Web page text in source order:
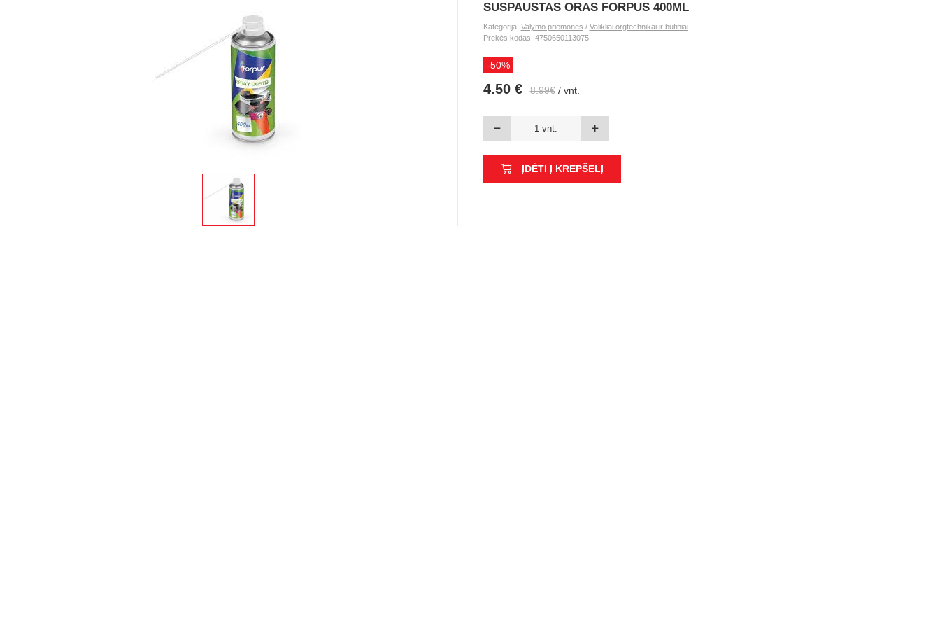
SUSPAUSTAS ORAS FORPUS 400ML
Kategorija: Valymo priemonės / Valikliai orgtechnikai ir butiniai
Prekės kodas: 4750650113075
-50%
4.50 € 8.99€/ vnt.
ĮDĖTI Į KREPŠELĮ